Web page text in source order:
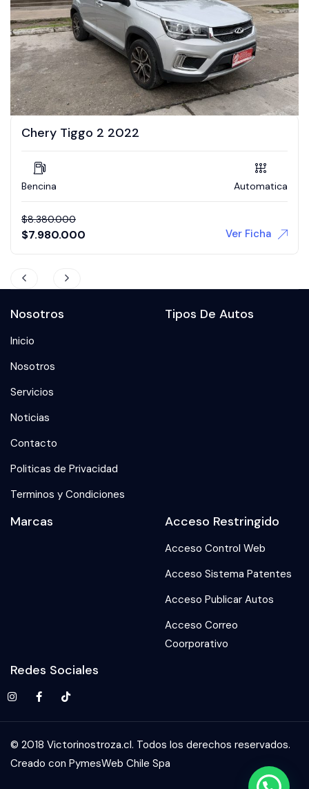
Automatica
Ver Ficha
DFM AX3 2019
Nosotros
Inicio
Nosotros
Servicios
Noticias
Contacto
Politicas de Privacidad
Terminos y Condiciones
Tipos De Autos
Marcas Acceso Restringido
Acceso Control Web
Acceso Sistema Patentes
Acceso Publicar Autos
Acceso Correo
Coorporativo
Redes Sociales
© 2018 Victorinostroza.cl. Todos los derechos reservados.
Creado con PymesWeb Chile Spa